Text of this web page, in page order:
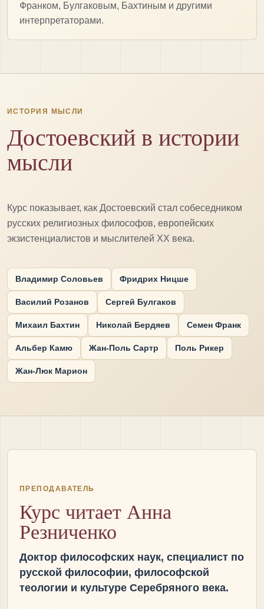
Франком, Булгаковым, Бахтиным и другими
интерпретаторами.
ИСТОРИЯ МЫСЛИ
Достоевский в истории
мысли
Курс показывает, как Достоевский стал собеседником
русских религиозных философов, европейских
экзистенциалистов и мыслителей XX века.
Владимир Соловьев Фридрих Ницше
Василий Розанов Сергей Булгаков
Михаил Бахтин Николай Бердяев Семен Франк
Альбер Камю Жан-Поль Сартр Поль Рикер
Жан-Люк Марион
ПРЕПОДАВАТЕЛЬ
Курс читает Анна
Резниченко
Доктор философских наук, специалист по
русской философии, философской
теологии и культуре Серебряного века.